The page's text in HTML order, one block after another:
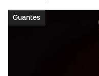
Guantes